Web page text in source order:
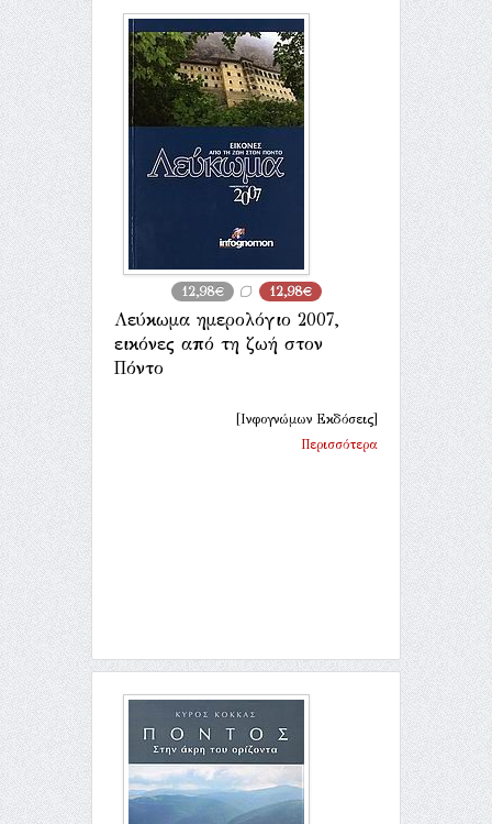
12,98€ 12,98€
Λεύκωμα ημερολόγιο 2007,
εικόνες από τη ζωή στον
Πόντο
[Ινφογνώμων Εκδόσεις]
Περισσότερα